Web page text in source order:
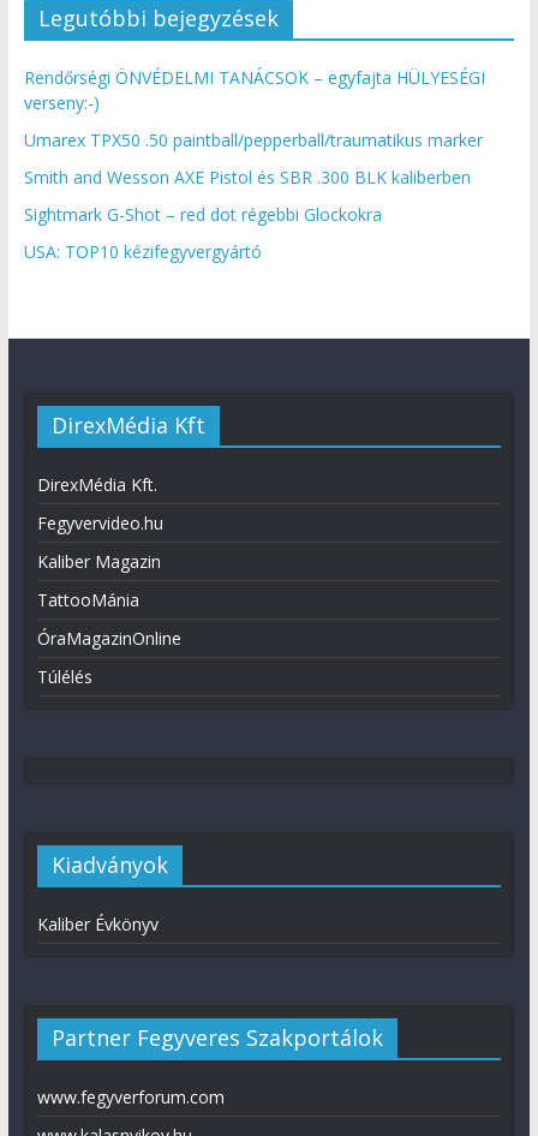
Legutóbbi bejegyzések
Rendőrségi ÖNVÉDELMI TANÁCSOK – egyfajta HÜLYESÉGI
verseny:-)
Umarex TPX50 .50 paintball/pepperball/traumatikus marker
Smith and Wesson AXE Pistol és SBR .300 BLK kaliberben
Sightmark G-Shot – red dot régebbi Glockokra
USA: TOP10 kézifegyvergyártó
DirexMédia Kft
DirexMédia Kft.
Fegyvervideo.hu
Kaliber Magazin
TattooMánia
ÓraMagazinOnline
Túlélés
Kiadványok
Kaliber Évkönyv
Partner Fegyveres Szakportálok
www.fegyverforum.com